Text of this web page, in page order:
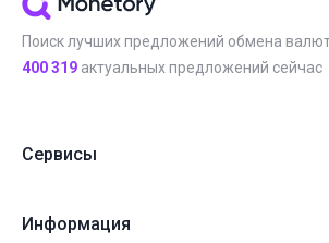
Поиск лучших предложений обмена
400 319 актуальных предложений сейчас
Сервисы
Информация